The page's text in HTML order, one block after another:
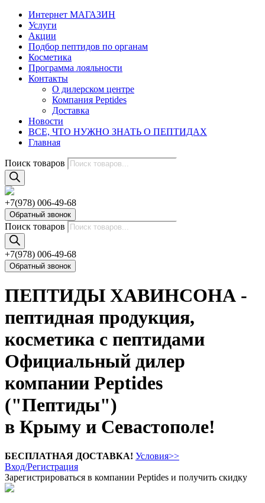
Интернет МАГАЗИН
Услуги
Акции
Подбор пептидов по органам
Косметика
Программа лояльности
Контакты
О дилерском центре
Компания Peptides
Доставка
Новости
ВСЕ, ЧТО НУЖНО ЗНАТЬ О ПЕПТИДАХ
Главная
Поиск товаров
+7(978) 006-49-68
Обратный звонок
Поиск товаров
+7(978) 006-49-68
Обратный звонок
ПЕПТИДЫ ХАВИНСОНА -
пептидная продукция,
косметика с пептидами
Официальный дилер
компании Peptides
("Пептиды")
в Крыму и Севастополе!
БЕСПЛАТНАЯ ДОСТАВКА! Условия>>
Вход/Регистрация
Зарегистрироваться в компании Peptides и получить скидку